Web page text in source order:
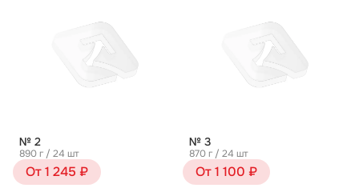
№ 2
890 г / 24 шт
От 1 245 ₽
№ 3
870 г / 24 шт
От 1 100 ₽